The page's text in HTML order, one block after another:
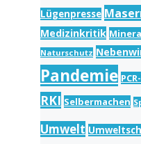
Lügenpresse
Medizinkritik
Naturschutz
Pandemie
RKI Selbermachen
Umwelt